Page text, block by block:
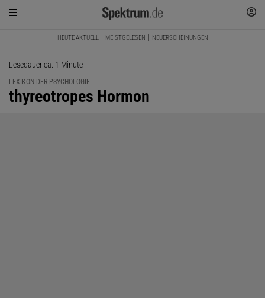
HEUTE AKTUELL MEISTGELESEN NEUERSCHEINUNGEN
Lesedauer ca. 1 Minute
LEXIKON DER PSYCHOLOGIE
:
thyreotropes Hormon